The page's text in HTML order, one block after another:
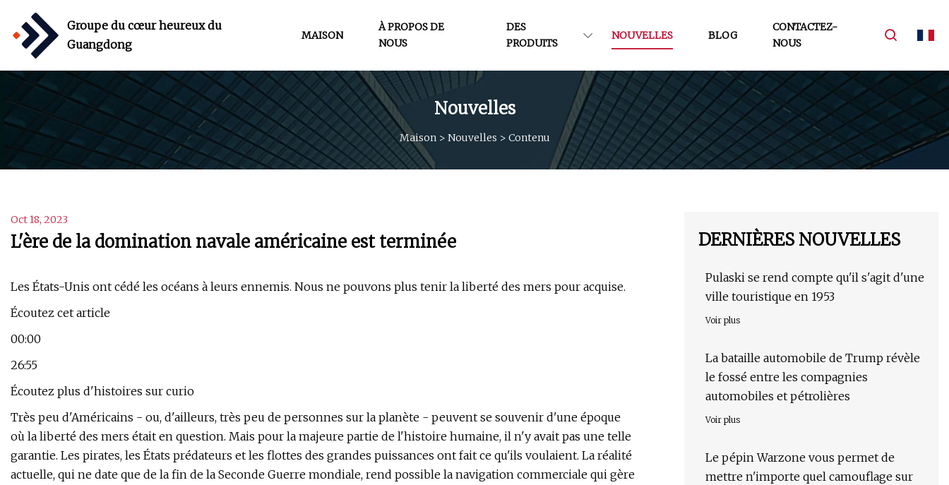
Groupe du cœur heureux du
Guangdong
MAISON
À PROPOS DE
NOUS
DES
PRODUITS
NOUVELLES BLOG
CONTACTEZ-
NOUS
Nouvelles
Maison > Nouvelles > Contenu
Oct 18, 2023
L'ère de la domination navale américaine est terminée
Les États-Unis ont cédé les océans à leurs ennemis. Nous ne pouvons plus tenir la liberté des mers pour acquise.
Écoutez cet article
00:00
26:55
Écoutez plus d'histoires sur curio
Très peu d'Américains - ou, d'ailleurs, très peu de personnes sur la planète - peuvent se souvenir d'une époque
où la liberté des mers était en question. Mais pour la majeure partie de l'histoire humaine, il n'y avait pas une telle
garantie. Les pirates, les États prédateurs et les flottes des grandes puissances ont fait ce qu'ils voulaient. La réalité
actuelle, qui ne date que de la fin de la Seconde Guerre mondiale, rend possible la navigation commerciale qui gère
DERNIÈRES NOUVELLES
Pulaski se rend compte qu'il s'agit d'une
ville touristique en 1953
Voir plus
La bataille automobile de Trump révèle
le fossé entre les compagnies
automobiles et pétrolières
Voir plus
Le pépin Warzone vous permet de
mettre n'importe quel camouflage sur